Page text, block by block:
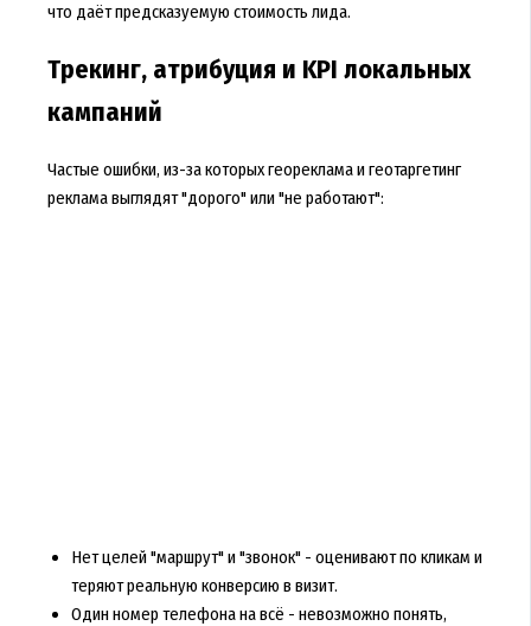
что даёт предсказуемую стоимость лида.
Трекинг, атрибуция и KPI локальных
кампаний
Частые ошибки, из-за которых геореклама и геотаргетинг
реклама выглядят "дорого" или "не работают":
Нет целей "маршрут" и "звонок" - оценивают по кликам и
теряют реальную конверсию в визит.
Один номер телефона на всё - невозможно понять,